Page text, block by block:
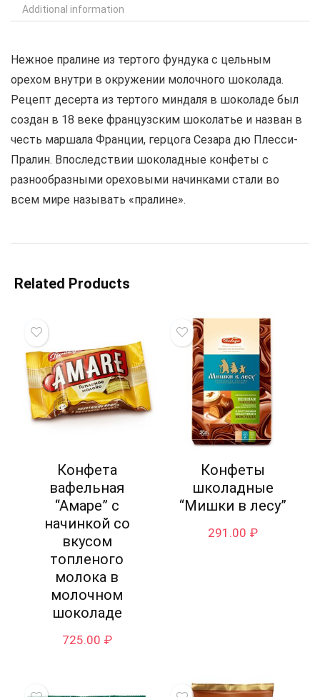
Additional information
Нежное пралине из тертого фундука с цельным
орехом внутри в окружении молочного шоколада.
Рецепт десерта из тертого миндаля в шоколаде был
создан в 18 веке французским шоколатье и назван в
честь маршала Франции, герцога Сезара дю Плесси-
Пралин. Впоследствии шоколадные конфеты с
разнообразными ореховыми начинками стали во
всем мире называть «пралине».
Related Products
Конфета
вафельная
“Амаре” с
начинкой со
вкусом
топленого
молока в
молочном
шоколаде
725.00 ₽
Конфеты
школадные
“Мишки в лесу”
291.00 ₽